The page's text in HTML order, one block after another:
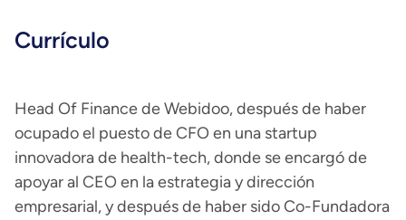
Currículo
Head Of Finance de Webidoo, después de haber
ocupado el puesto de CFO en una startup
innovadora de health-tech, donde se encargó de
apoyar al CEO en la estrategia y dirección
empresarial, y después de haber sido Co-Fundadora